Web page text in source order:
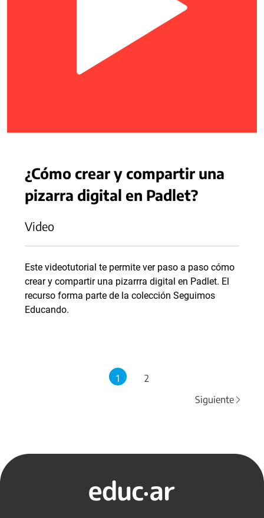
¿Cómo crear y compartir una
pizarra digital en Padlet?
Video
Este videotutorial te permite ver paso a paso cómo
crear y compartir una pizarrra digital en Padlet. El
recurso forma parte de la colección Seguimos
Educando.
1
2
Siguiente